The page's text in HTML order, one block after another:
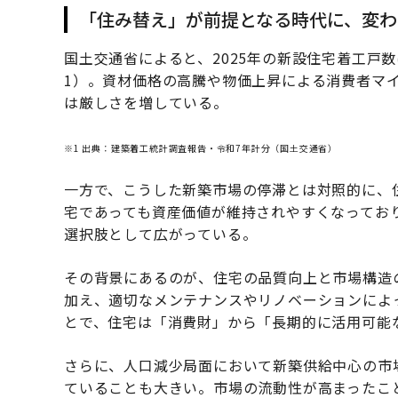
「住み替え」が前提となる時代に、変
国土交通省によると、2025年の新設住宅着工戸
1）。資材価格の高騰や物価上昇による消費者マ
は厳しさを増している。
※1 出典：建築着工統計調査報告・令和7年計分（国土交通省）
一方で、こうした新築市場の停滞とは対照的に
宅であっても資産価値が維持されやすくなって
選択肢として広がっている。
その背景にあるのが、住宅の品質向上と市場構
加え、適切なメンテナンスやリノベーションに
とで、住宅は「消費財」から「長期的に活用可
さらに、人口減少局面において新築供給中心の
ていることも大きい。市場の流動性が高まった